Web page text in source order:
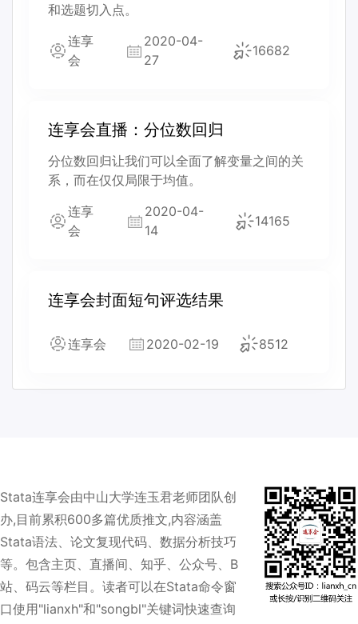
和选题切入点。
连享
会
2020-04-
27
16682
连享会直播：分位数回归
分位数回归让我们可以全面了解变量之间的关
系，而在仅仅局限于均值。
连享
会
2020-04-
14
14165
连享会封面短句评选结果
连享会 2020-02-19 8512
Stata连享会由中山大学连玉君老师团队创
办,目前累积600多篇优质推文,内容涵盖
Stata语法、论文复现代码、数据分析技巧
等。包含主页、直播间、知乎、公众号、B
站、码云等栏目。读者可以在Stata命令窗
口使用"lianxh"和"songbl"关键词快速查询